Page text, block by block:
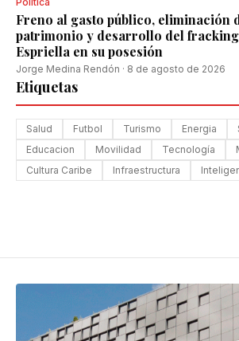
Freno al gasto público, eliminación
patrimonio y desarrollo del
Espriella en su posesión
Jorge Medina Rendón · 8 de agosto de 2026
Etiquetas
Salud Futbol Turismo Energia
Educacion
Movilidad Tecnología
Cultura Caribe
Infraestructura